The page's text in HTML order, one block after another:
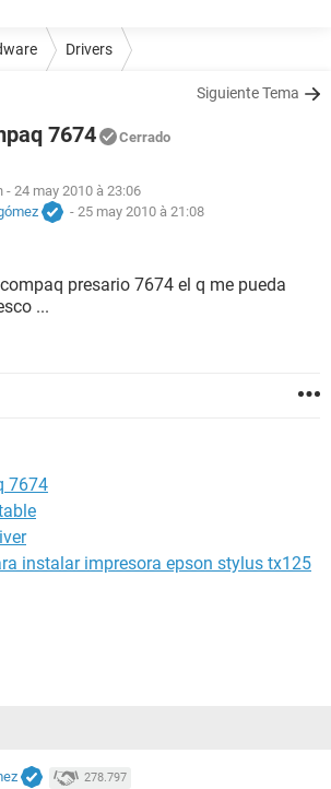
Drivers
Siguiente Tema
7674 Cerrado
- 24 may 2010 à 23:06
- 25 may 2010 à 21:08
presario 7674 el q me pueda
...
7674
instalar impresora epson stylus tx125
278.797